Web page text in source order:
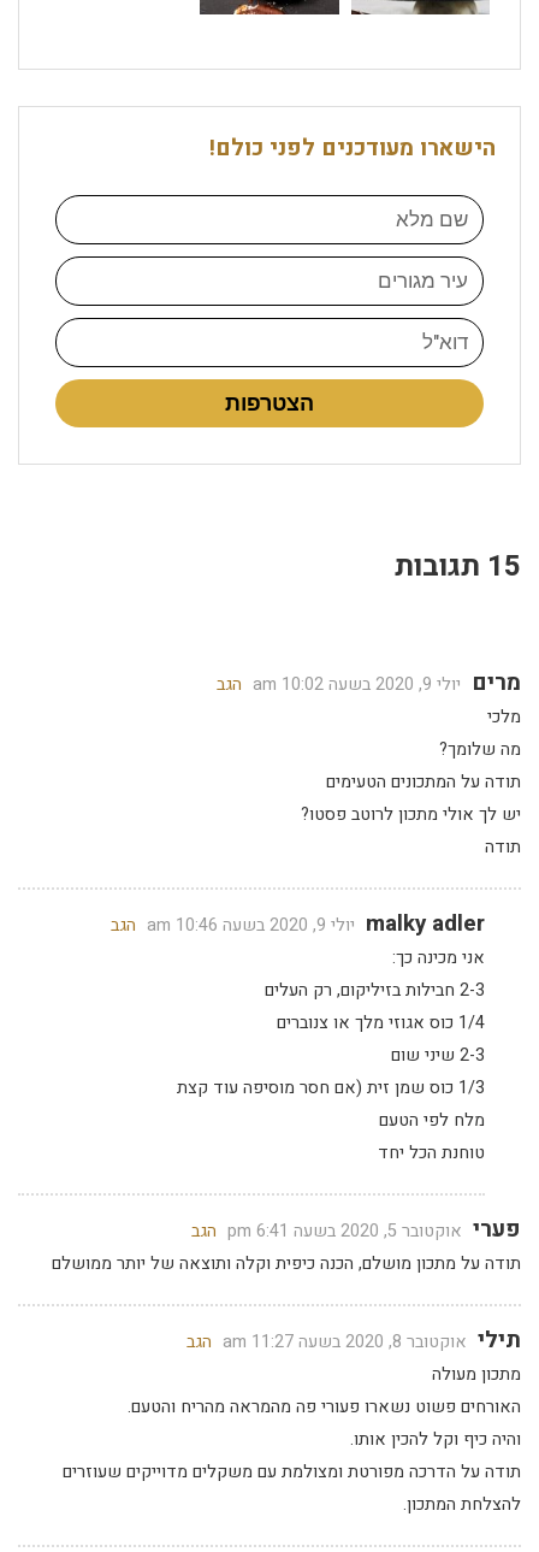
הישארו מעודכנים לפני כולם!
הצטרפות
15 תגובות
מרים יולי 9, 2020 בשעה 10:02 am
הגב
מלכי
מה שלומך?
תודה על המתכונים הטעימים
יש לך אולי מתכון לרוטב פסטו?
תודה
malky adler יולי 9, 2020 בשעה 10:46 am
הגב
אני מכינה כך:
2-3 חבילות בזיליקום, רק העלים
1/4 כוס אגוזי מלך או צנוברים
2-3 שיני שום
1/3 כוס שמן זית (אם חסר מוסיפה עוד קצת
מלח לפי הטעם
טוחנת הכל יחד
פערי אוקטובר 5, 2020 בשעה 6:41 pm
הגב
תודה על מתכון מושלם, הכנה כיפית וקלה ותוצאה של יותר ממושלם
תילי אוקטובר 8, 2020 בשעה 11:27 am
הגב
מתכון מעולה
האורחים פשוט נשארו פעורי פה מהמראה מהריח והטעם.
והיה כיף וקל להכין אותו.
תודה על הדרכה מפורטת ומצולמת עם משקלים מדוייקים שעוזרים
להצלחת המתכון.